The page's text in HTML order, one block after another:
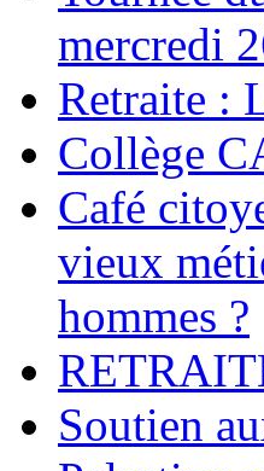
mercredi
Retraite :
Collège
Café
vieux
hommes ?
Soutien